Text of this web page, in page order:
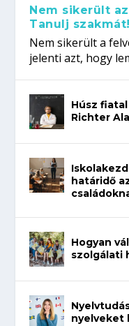
Nem sikerült
Tanulj szakmát!
Nem sikerült a
jelenti azt, hogy
Húsz
Richter
határidő
Hogyan
szolgálati
nyelveket